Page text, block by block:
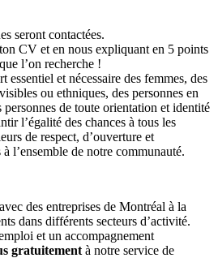
seront contactées.
CV et en nous expliquant en 5 points
l’on recherche !
et nécessaire des femmes, des
ou ethniques, des personnes en
de toute orientation et identité
l’égalité des chances à tous les
de respect, d’ouverture et
l’ensemble de notre communauté.
des entreprises de Montréal à la
dans différents secteurs d’activité.
et un accompagnement
gratuitement à notre service de